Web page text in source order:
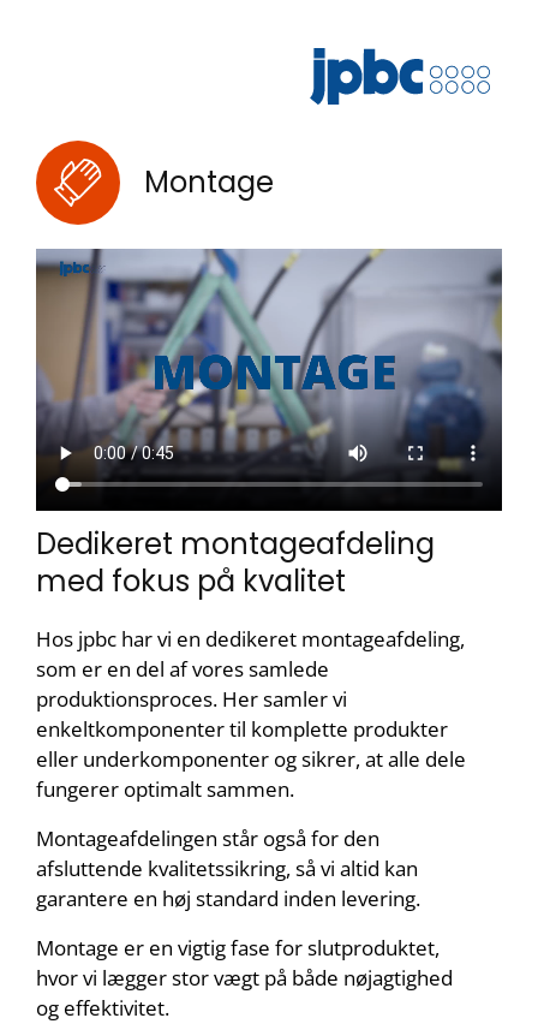
Montage
Dedikeret montageafdeling
med fokus på kvalitet
Hos jpbc har vi en dedikeret montageafdeling,
som er en del af vores samlede
produktionsproces. Her samler vi
enkeltkomponenter til komplette produkter
eller underkomponenter og sikrer, at alle dele
fungerer optimalt sammen.
Montageafdelingen står også for den
afsluttende kvalitetssikring, så vi altid kan
garantere en høj standard inden levering.
Montage er en vigtig fase for slutproduktet,
hvor vi lægger stor vægt på både nøjagtighed
og effektivitet.